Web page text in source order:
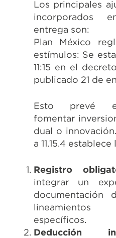
Los principales
incorporados
entrega son:
Plan México
estímulos: Se
11:15 en el
publicado 21 de
Esto prevé
fomentar
dual o innovación.
a 11.15.4
Registro
integrar un
documentación
específicos.
Deducción